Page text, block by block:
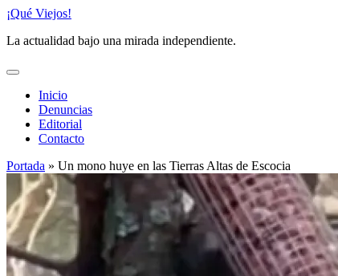
Saltar
contenido
¡Qué Viejos!
La actualidad bajo una mirada independiente.
Inicio
Denuncias
Editorial
Contacto
Portada » Un mono huye en las Tierras Altas de Escocia